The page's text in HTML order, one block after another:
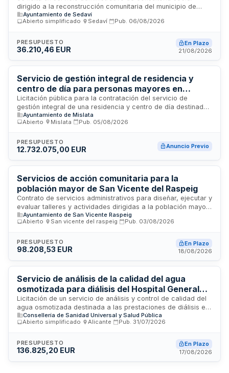
tras la DANA
dirigido a la reconstrucción comunitaria del municipio de
Sedaví tras la DANA. El servicio comprende la realización de
diagnósticos de situación social, identificación de
comunitarias orientadas a la recuperación y atención social.
El contrato, dividido en cuatro lotes temáticos, abarca
adolescente, planificación de juventud y evaluación de
planes de infancia. La contratación corre a cargo del
Ayuntamiento de Sedaví a través de la Junta de Gobierno
Local.
Ayuntamiento de Sedaví
Abierto simplificado
Sedaví Pub. 06/08/2026
PRESUPUESTO
36.210,46 EUR
En Plazo
21/08/2026
Servicio de gestión integral de residencia y
centro de día para personas mayores en
Mislata
Licitación pública para la contratación del servicio de
gestión integral de una residencia y centro de día destinados
a la atención de personas mayores en Mislata. El
Ayuntamiento de Mislata, a través de su Junta de Gobierno
operación y mantenimiento de las instalaciones, así como la
prestación de servicios asistenciales, sanitarios y de
gestión de personal, servicios de comedor, limpieza,
mantenimiento de instalaciones y programas de atención
sociosanitaria dirigidos a mejorar la calidad de vida de los
residentes.
Ayuntamiento de Mislata
Abierto
Mislata Pub. 05/08/2026
PRESUPUESTO
12.732.075,00 EUR Anuncio Previo
Servicios de acción comunitaria para la
población mayor de San Vicente del Raspeig
Contrato de servicios administrativos para diseñar, ejecutar y
evaluar talleres y actividades dirigidas a la población mayor
de sesenta años del municipio de San Vicente del Raspeig.
Las actividades se desarrollarán en centros de mayores y
vida, promover el ocio saludable, fomentar relaciones
interpersonales y prevenir el aislamiento social del colectivo
Ayuntamiento de San Vicente Raspeig
Abierto
San vicente del raspeig Pub. 03/08/2026
PRESUPUESTO
98.208,53 EUR
En Plazo
18/08/2026
Servicio de análisis de la calidad del agua
osmotizada para diálisis del Hospital General
Universitario Dr. Balmis de Alicante
Licitación de un servicio de análisis y control de calidad del
agua osmotizada destinada a las prestaciones de diálisis en
el Hospital General Universitario Dr. Balmis de Alicante. El
contrato se adjudica mediante procedimiento abierto
particulares establecidas. El contratista deberá realizar el
análisis periódico del agua osmotizada conforme a
Consellería de Sanidad Universal y Salud Pública
Abierto simplificado
Alicante Pub. 31/07/2026
PRESUPUESTO
136.825,20 EUR
En Plazo
17/08/2026